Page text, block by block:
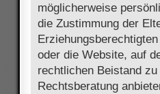
möglicherweise
die Zustimmung der
oder die Website, auf
rechtlichen Beistand
Rechtsberatung